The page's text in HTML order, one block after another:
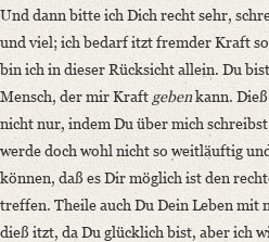
romantischen Schule (15.
Incipit: „[1] Dein Brief war ein
Manuscript
Provider: Dresden, Sächsische
OAI Id: DE-1a-34186
Classification Number:
Number of Pages: 5S. auf
Format: 18,7 x 11,7 cm
Und dann bitte ich Dich recht sehr,
und viel; ich bedarf itzt fremder Kraft
bin ich in dieser Rücksicht allein. Du
Mensch, der mir Kraft gebenkann.
nicht nur, indem Du über mich
werde doch wohl nicht so weitläuftig
können, daß es Dir möglich ist den
treffen. Theile auch Du Dein Leben mit
dieß itzt, da Du glücklich bist, aber ich